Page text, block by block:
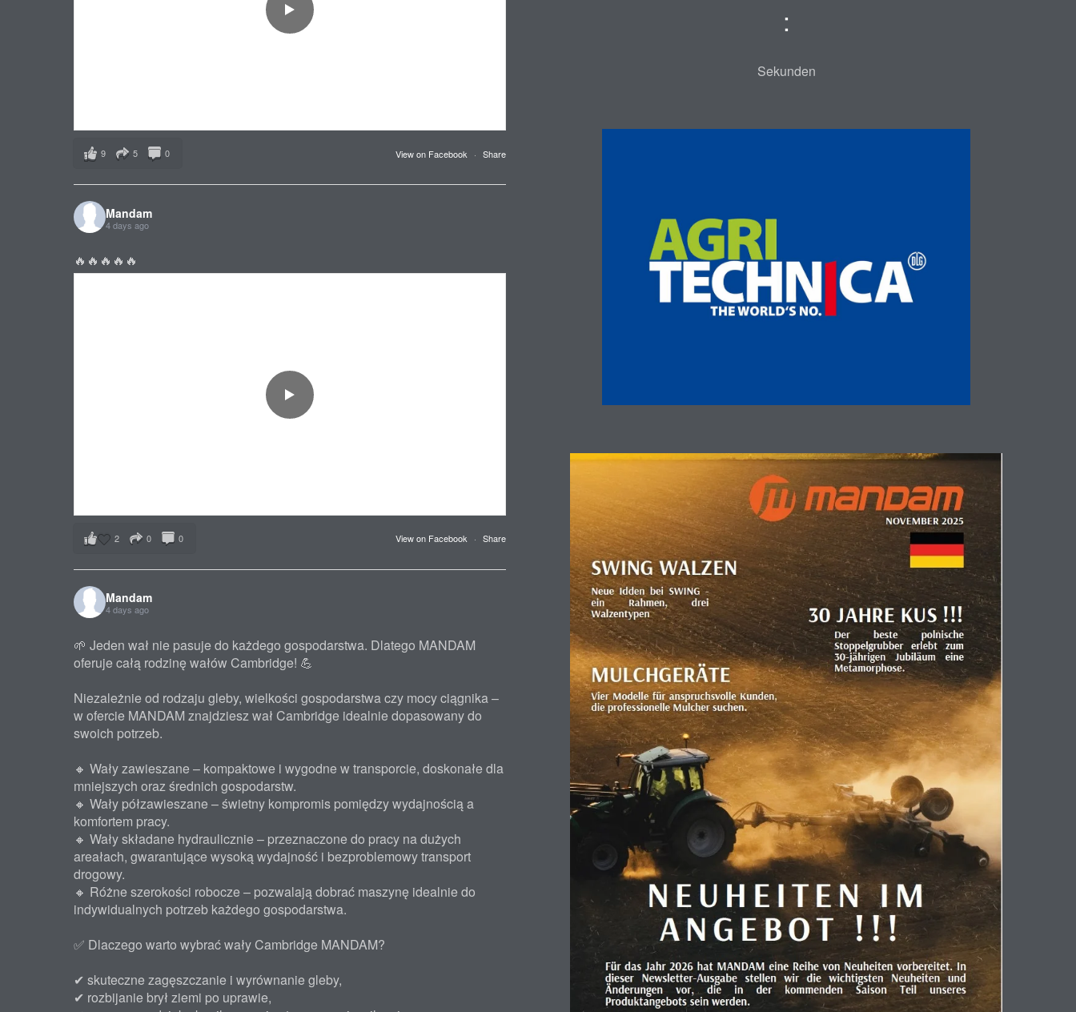
View on Facebook · Share
9 5 0
Mandam
4 days ago
🔥🔥🔥🔥🔥
View on Facebook · Share
2 0 0
Mandam
4 days ago
🌱 Jeden wał nie pasuje do każdego gospodarstwa. Dlatego MANDAM
oferuje całą rodzinę wałów Cambridge! 💪
Niezależnie od rodzaju gleby, wielkości gospodarstwa czy mocy ciągnika –
w ofercie MANDAM znajdziesz wał Cambridge idealnie dopasowany do
swoich potrzeb.
🔸 Wały zawieszane – kompaktowe i wygodne w transporcie, doskonałe dla
mniejszych oraz średnich gospodarstw.
🔸 Wały półzawieszane – świetny kompromis pomiędzy wydajnością a
komfortem pracy.
🔸 Wały składane hydraulicznie – przeznaczone do pracy na dużych
areałach, gwarantujące wysoką wydajność i bezproblemowy transport
drogowy.
🔸 Różne szerokości robocze – pozwalają dobrać maszynę idealnie do
indywidualnych potrzeb każdego gospodarstwa.
✅ Dlaczego warto wybrać wały Cambridge MANDAM?
✔ skuteczne zagęszczanie i wyrównanie gleby,
✔ rozbijanie brył ziemi po uprawie,
:
Sekunden